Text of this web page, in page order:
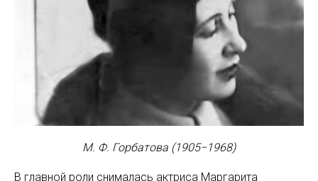
М. Ф. Горбатова (1905−1968)
В главной роли снималась актриса Маргарита